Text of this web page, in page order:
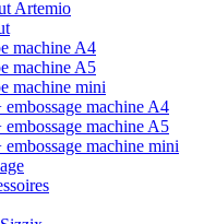
Artemio
machine A4
machine A5
machine mini
machine A4
machine A5
machine mini